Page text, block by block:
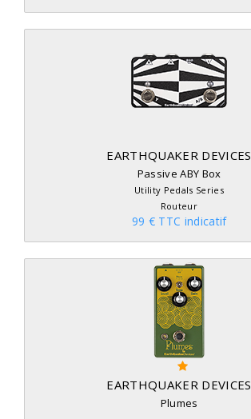
EARTHQUAKER DEVICES
Passive ABY Box
Utility Pedals Series
Routeur
99 € TTC indicatif
EARTHQUAKER DEVICES
Plumes